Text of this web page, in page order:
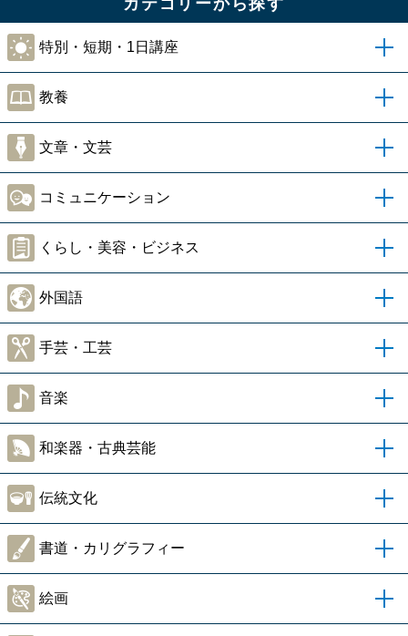
特別・短期・1日講座
教養
文章・文芸
コミュニケーション
くらし・美容・ビジネス
外国語
手芸・工芸
音楽
和楽器・古典芸能
伝統文化
書道・カリグラフィー
絵画